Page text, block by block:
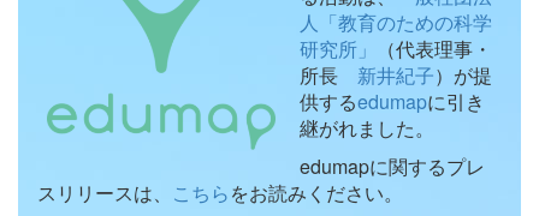
人「教育のための科学
研究所」
（代表理事・
所長 新井紀子）が提
供するedumapに引き
継がれました。
edumapに関するプレ
スリリースは、 こちらをお読みください。